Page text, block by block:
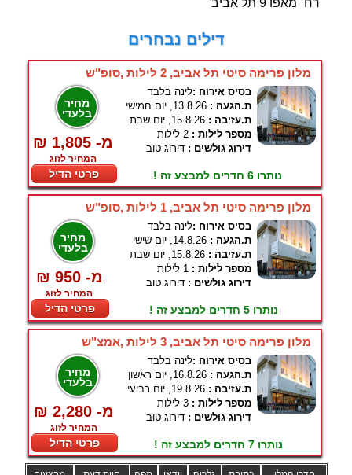
רח` מאפו 9 תל אביב
דילים נבחרים
מלון פרימה סיטי תל אביב, 2 לילות ,סופ"ש
מחיר
בלעדי
₪ 1,805 -מ
המחיר לזוג
פרטי הדיל
בסיס אירוח :לינה בלבד
ת.הגעה : 13.8.26, יום חמישי
ת.עזיבה : 15.8.26, יום שבת
מספר לילות : 2 לילות
דירוג גולשים : דירוג טוב
נותרו 6 חדרים למבצע זה !
מלון פרימה סיטי תל אביב, 1 לילות ,סופ"ש
מחיר
בלעדי
₪ 950 -מ
המחיר לזוג
פרטי הדיל
בסיס אירוח :לינה בלבד
ת.הגעה : 14.8.26, יום שישי
ת.עזיבה : 15.8.26, יום שבת
מספר לילות : 1 לילות
דירוג גולשים : דירוג טוב
נותרו 5 חדרים למבצע זה !
מלון פרימה סיטי תל אביב, 3 לילות ,אמצ"ש
מחיר
בלעדי
₪ 2,280 -מ
המחיר לזוג
פרטי הדיל
בסיס אירוח :לינה בלבד
ת.הגעה : 16.8.26, יום ראשון
ת.עזיבה : 19.8.26, יום רביעי
מספר לילות : 3 לילות
דירוג גולשים : דירוג טוב
נותרו 7 חדרים למבצע זה !